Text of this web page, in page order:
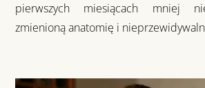
pierwszych miesiącach mniej
zmienioną anatomię i